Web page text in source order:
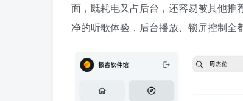
面，既耗电又占后台，还容易被其他
净的听歌体验，后台播放、锁屏控制全